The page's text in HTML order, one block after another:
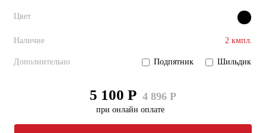
Цвет
Наличие 2 кмпл.
Дополнительно Подпятник Шильдик
5 100 Р 4 896 Р
при онлайн оплате